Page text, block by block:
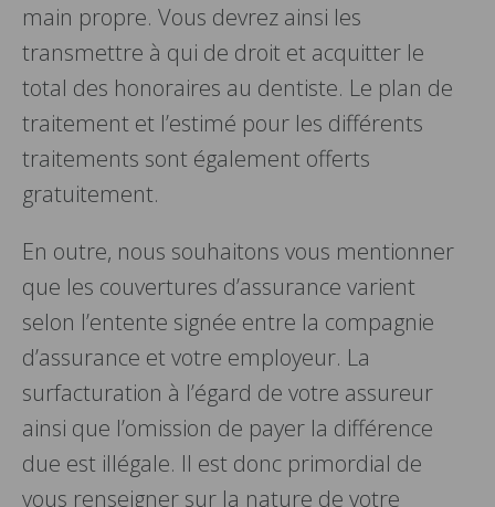
main propre. Vous devrez ainsi les
transmettre à qui de droit et acquitter le
total des honoraires au dentiste. Le plan de
traitement et l’estimé pour les différents
traitements sont également offerts
gratuitement.
En outre, nous souhaitons vous mentionner
que les couvertures d’assurance varient
selon l’entente signée entre la compagnie
d’assurance et votre employeur. La
surfacturation à l’égard de votre assureur
ainsi que l’omission de payer la différence
due est illégale. Il est donc primordial de
vous renseigner sur la nature de votre